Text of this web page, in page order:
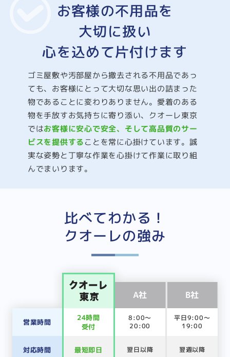
お客様の不用品を
大切に扱い
心を込めて片付けます
ゴミ屋敷や汚部屋から撤去される不用品であっ
ても、お客様にとって大切な思い出の詰まった
物であることに変わりありません。愛着のある
物を手放すお気持ちに寄り添い、クオーレ東京
ではお客様に安心で安全、そして高品質のサー
ビスを提供することを常に心掛けています。誠
実な姿勢と丁寧な作業を心掛けて作業に取り組
んでまいります。
比べてわかる！
クオーレの強み
A社 B社
営業時間
24時間
受付
8:00～
20:00
平日9:00～
19:00
対応時間 最短即日 翌日以降 翌週以降